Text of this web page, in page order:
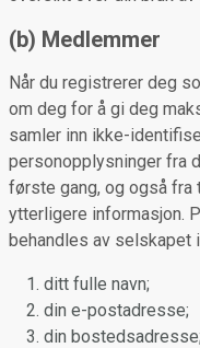
(b) Medlemmer
Når du registrerer deg
om deg for å gi deg
samler inn ikke-
personopplysninger fra
første gang, og også fra
ytterligere informasjon.
behandles av selskapet
ditt fulle navn;
din e-postadresse;
din bostedsadresse;